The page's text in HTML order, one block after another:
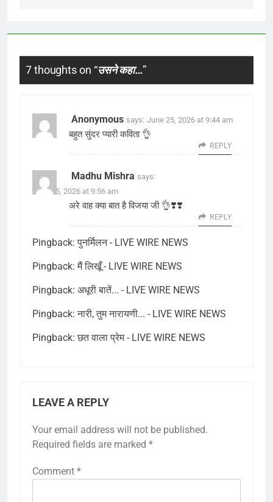
7 thoughts on “उसने कहा…”
Anonymous says: June 25, 2026 at 9:44 am
बहुत सुंदर प्यारी कविता 👌
REPLY
Madhu Mishra says:
June 25, 2026 at 9:56 am
अरे वाह क्या बात है विजया जी 👌❣️❣️
REPLY
Pingback:पुनर्मिलन - LIVE WIRE NEWS
Pingback:मैं लिखूँ - LIVE WIRE NEWS
Pingback: अधूरी बातें... - LIVE WIRE NEWS
Pingback:नारी, तुम नारायणी... - LIVE WIRE NEWS
Pingback:छत वाला प्रेम - LIVE WIRE NEWS
LEAVE A REPLY
Your email address will not be published.
Required fields are marked *
Comment *